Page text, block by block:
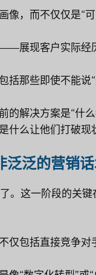
，而不仅仅是“
展现客户实际经
那些即使不能说
解决方案是“什
么让他们打破现
泛的营销话
这一阶段的关
包括直接竞争对